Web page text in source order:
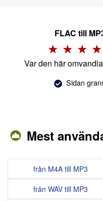
FLAC till
Var den här
Sidan
Mest
från M4A till MP3
från WAV till MP3